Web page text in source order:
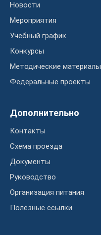
Новости
Мероприятия
Учебный график
Конкурсы
Методические материалы
Федеральные проекты
Дополнительно
Контакты
Схема проезда
Документы
Руководство
Организация питания
Полезные ссылки